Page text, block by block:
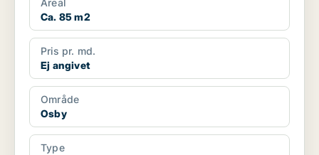
Areal
Ca. 85 m2
Pris pr. md.
Ej angivet
Område
Osby
Type